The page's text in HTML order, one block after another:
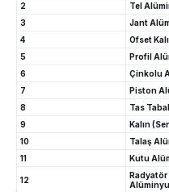
2
Tel
3
Jant
4
Ofset
5
Profil
6
Çinkolu
7
Piston
8
Tas
9
Kalın
10
Talaş
11
Kutu
12
Radyatör